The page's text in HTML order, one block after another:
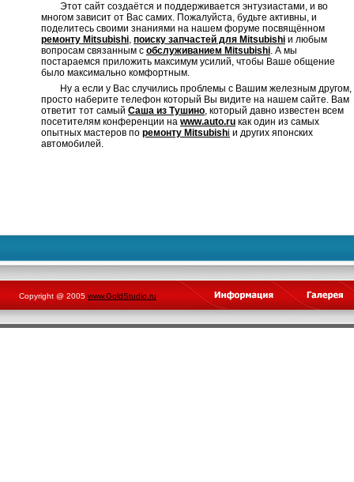
Этот сайт создаётся и поддерживается энтузиастами, и во
многом зависит от Вас самих. Пожалуйста, будьте активны, и
поделитесь своими знаниями на нашем форуме посвящённом
ремонту Mitsubishi, поиску запчастей для Mitsubishi и любым
вопросам связанным с обслуживанием Mitsubishi. А мы
постараемся приложить максимум усилий, чтобы Ваше общение
было максимально комфортным.
Ну а если у Вас случились проблемы с Вашим железным другом,
просто наберите телефон который Вы видите на нашем сайте. Вам
ответит тот самый Саша из Тушино, который давно известен всем
посетителям конференции на www.auto.ru как один из самых
опытных мастеров по ремонту Mitsubishi и других японских
автомобилей.
Copyright @ 2005 www.GoldStudio.ru